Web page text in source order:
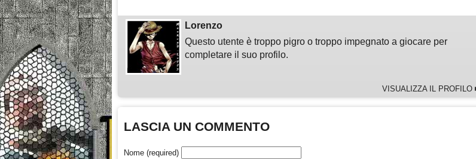
Lorenzo
Questo utente è troppo pigro o troppo impegnato a giocare per
completare il suo profilo.
VISUALIZZA IL PROFILO
LASCIA UN COMMENTO
Nome (required)